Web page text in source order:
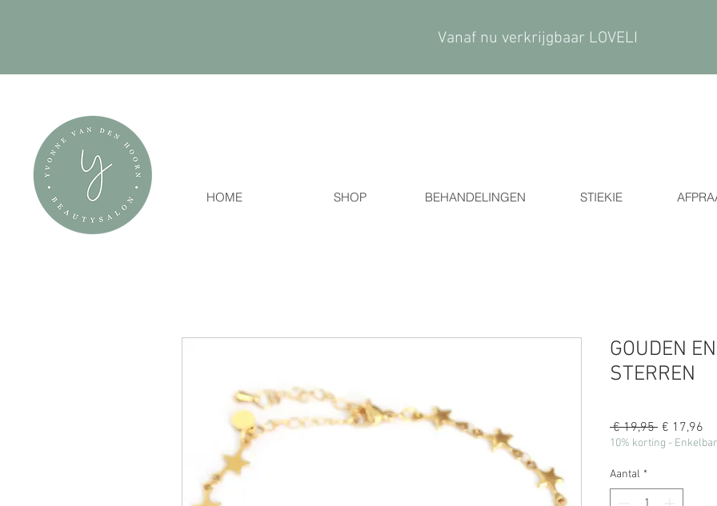
Vanaf nu verkrijgbaar LOVELI
HOME SHOP BEHANDELINGEN STIEKIE
GOUDEN
STERREN
€ 19,95 Normale
prijs
€ 17,96
10% korting -
Aantal *